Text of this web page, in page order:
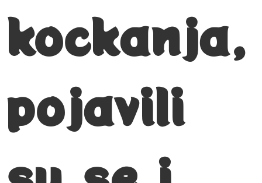
kockanja,
pojavili